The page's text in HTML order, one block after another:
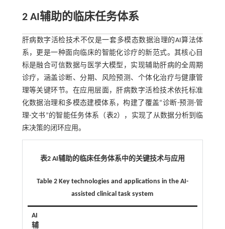
2 AI辅助的临床任务体系
肝病数字活检技术不仅是一套多模态数据治理的AI算法体
系，更是一种面向临床的智能化诊疗的新范式。其核心目
标是融合可信数据与医学大模型，实现辅助肝病的全周期
诊疗，涵盖诊断、分期、风险预测、个体化治疗与健康管
理等关键环节。在应用层面，肝病数字活检技术依托标准
化数据治理和多模态建模体系，构建了覆盖“诊断-预测-管
理-文书”的智能任务体系（ 表2），实现了从数据分析到临
床决策的闭环应用。
表2 AI辅助的临床任务体系中的关键技术与应用
Table 2 Key technologies and applications in the AI-
assisted clinical task system
AI
辅